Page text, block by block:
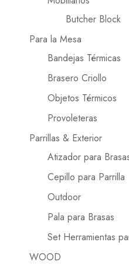
Butcher Block
Para la Mesa
Bandejas Térmicas
Brasero Criollo
Objetos Térmicos
Provoleteras
Parrillas & Exterior
Atizador para
Cepillo para Parrilla
Outdoor
Pala para Brasas
Set Herramientas
WOOD